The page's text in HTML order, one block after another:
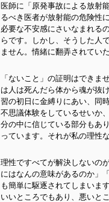
医師に「原発事故による放射
るべき医者が放射能の危険性
必要な不安感にさいなまれる
らです。しかし、そうした人
ません。情緒に翻弄されてい
「ないこと」の証明はでき
は人は死んだら体から魂が抜
習の初日に金縛りにあい、同
不思議体験をしているせいか
分の中に信じている部分もあ
っています。それが私の理性
理性ですべてが解決しないの
にはなんの意味があるのか」
も簡単に駆逐されてしまいま
いいところでもあり、悪いと